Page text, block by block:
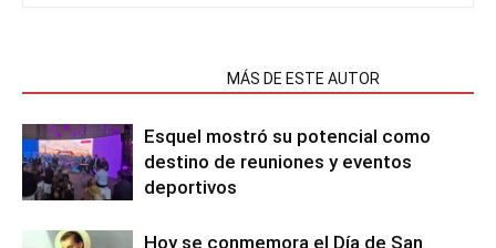
MÁS DE ESTE AUTOR
Esquel mostró su potencial como
destino de reuniones y eventos
deportivos
Hoy se conmemora el Día de San